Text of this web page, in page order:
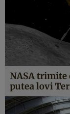
NASA trimite
putea lovi